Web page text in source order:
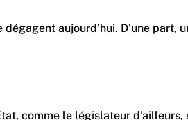
D’une
le